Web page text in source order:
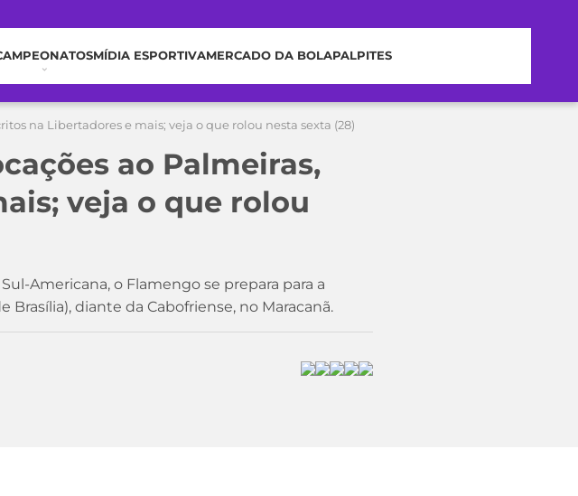
MÍDIA ESPORTIVAMERCADO DA BOLAPALPITES
na Libertadores e mais; veja o que rolou nesta sexta (28)
ao Palmeiras,
veja o que rolou
Americana, o Flamengo se prepara para a
Brasília), diante da Cabofriense, no Maracanã.